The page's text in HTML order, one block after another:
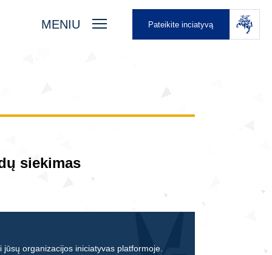
MENIU Pateikite inciatyvą
siekimas
jūsų organizacijos iniciatyvas platformoje.